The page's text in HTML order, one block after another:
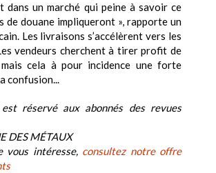
dans un marché qui peine à savoir ce
de douane impliqueront », rapporte un
Les livraisons s’accélèrent vers les
vendeurs cherchent à tirer profit de
cela à pour incidence une forte
confusion...
réservé aux abonnés des revues
DES MÉTAUX
vous intéresse, consultez notre offre